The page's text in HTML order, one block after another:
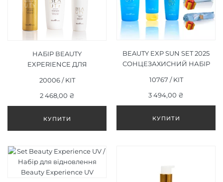
НАБІР ВEAUTY
EXPERIENCE ДЛЯ
ПОШКОДЖЕНОГО
ВОЛОССЯ
20006 / KIT
2 468,00 ₴
BEAUTY EXP SUN SET 2025
СОНЦЕЗАХИСНИЙ НАБІР
10767 / KIT
3 494,00 ₴